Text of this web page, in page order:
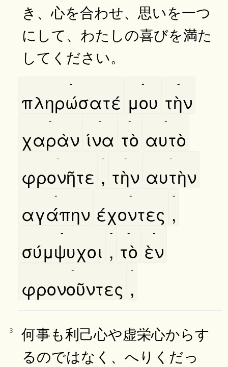
き、心を合わせ、思いを一つ
にして、わたしの喜びを満た
してください。
πληρώσατέ
-
μου
-
τὴν
-
χαρὰν
-
ίνα
-
τὸ
-
αυτὸ
-
φρονῆτε
-
,
-
τὴν
-
αυτὴν
-
αγάπην
-
έχοντες
-
,
-
σύμψυχοι
-
,
-
τὸ
-
ὲν
-
φρονοῦντες
-
,
-
3
何事も利己心や虚栄心からす
るのではなく、へりくだっ